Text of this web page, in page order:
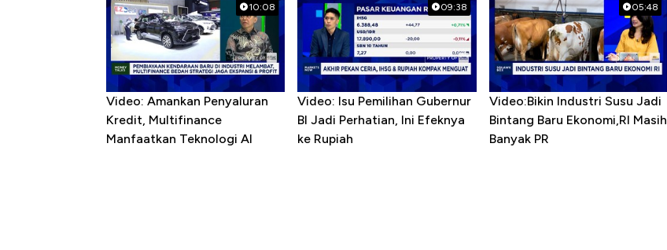
10:08
Video: Amankan Penyaluran
Kredit, Multifinance
Manfaatkan Teknologi AI
09:38
Video: Isu Pemilihan Gubernur
BI Jadi Perhatian, Ini Efeknya
ke Rupiah
05:48
Video:Bikin Industri Susu Jadi
Bintang Baru Ekonomi,RI Masih
Banyak PR